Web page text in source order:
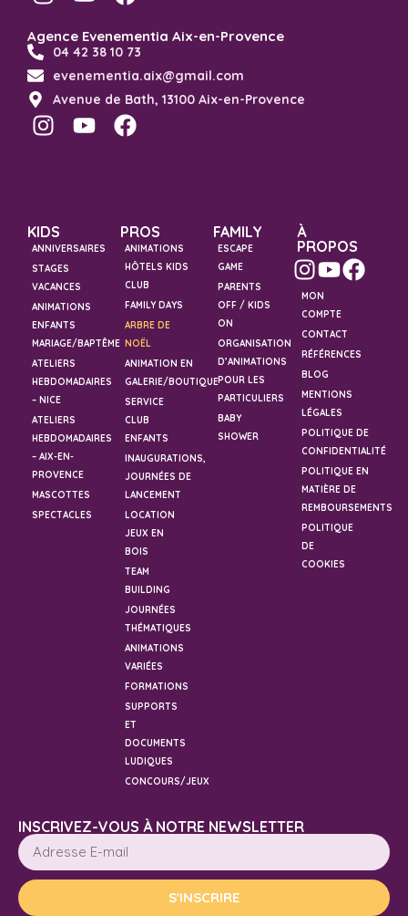
Agence Evenementia Aix-en-Provence
04 42 38 10 73
evenementia.aix@gmail.com
Avenue de Bath, 13100 Aix-en-Provence
KIDS
ANNIVERSAIRES
STAGES
VACANCES
ANIMATIONS
ENFANTS
MARIAGE/BAPTÊME
ATELIERS
HEBDOMADAIRES
– NICE
ATELIERS
HEBDOMADAIRES
– AIX-EN-
PROVENCE
MASCOTTES
SPECTACLES
PROS
ANIMATIONS
HÔTELS KIDS
CLUB
FAMILY DAYS
ARBRE DE
NOËL
ANIMATION EN
GALERIE/BOUTIQUE
SERVICE
CLUB
ENFANTS
INAUGURATIONS,
JOURNÉES DE
LANCEMENT
LOCATION
JEUX EN
BOIS
TEAM
BUILDING
JOURNÉES
THÉMATIQUES
ANIMATIONS
VARIÉES
FORMATIONS
SUPPORTS
ET
DOCUMENTS
LUDIQUES
CONCOURS/JEUX
FAMILY
ESCAPE
GAME
PARENTS
OFF / KIDS
ON
ORGANISATION
D’ANIMATIONS
POUR LES
PARTICULIERS
BABY
SHOWER
À
PROPOS
MON
COMPTE
CONTACT
RÉFÉRENCES
BLOG
MENTIONS
LÉGALES
POLITIQUE DE
CONFIDENTIALITÉ
POLITIQUE EN
MATIÈRE DE
REMBOURSEMENTS
POLITIQUE
DE
COOKIES
INSCRIVEZ-VOUS À NOTRE NEWSLETTER
S'INSCRIRE